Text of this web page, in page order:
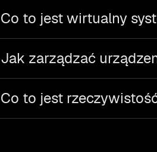
Co to jest wirtualny
Jak zarządzać
Co to jest